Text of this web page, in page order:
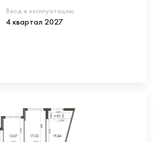
Ввод в эксплуатацию
4 квартал 2027